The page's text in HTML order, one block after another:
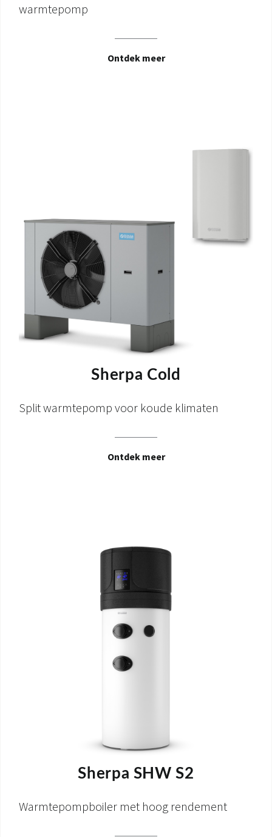
warmtepomp
Ontdek meer
Sherpa Cold
Split warmtepomp voor koude klimaten
Ontdek meer
Sherpa SHW S2
Warmtepompboiler met hoog rendement